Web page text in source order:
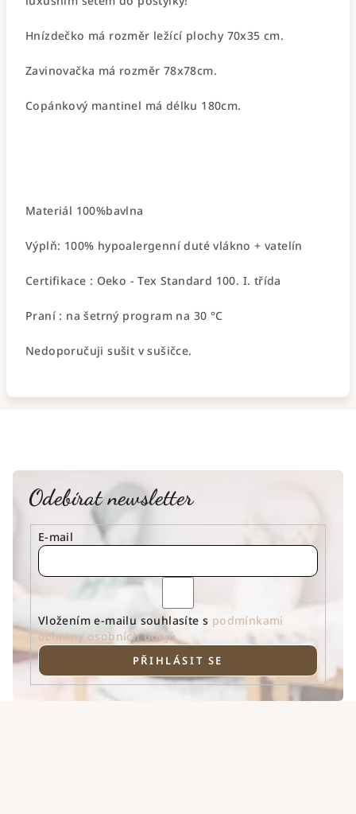
Hnízdečko má rozměr ležící plochy 70x35 cm.
Zavinovačka má rozměr 78x78cm.
Copánkový mantinel má délku 180cm.
Materiál 100%bavlna
Výplň: 100% hypoalergenní duté vlákno + vatelín
Certifikace : Oeko - Tex Standard 100. I. třída
Praní : na šetrný program na 30 °C
Nedoporučuji sušit v sušičce.
Odebírat newsletter
E-mail
Vložením e-mailu souhlasíte s podmínkami
ochrany osobních údajů
PŘIHLÁSIT SE